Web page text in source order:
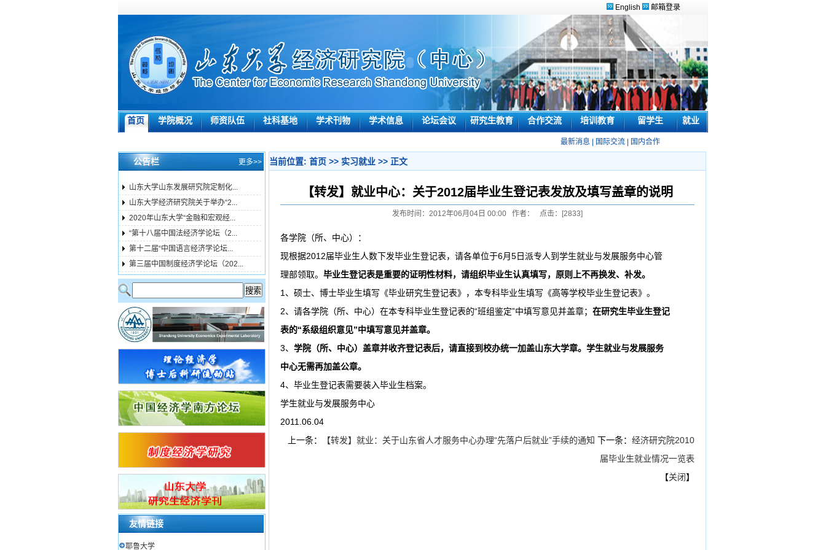
English 邮箱登录
首页 学院概况 师资队伍 社科基地 学术刊物 学术信息 论坛会议 研究生教育 合作交流 培训教育 留学生 就业
最新消息 国际交流 国内合作
公告栏 更多>>
山东大学山东发展研究院定制化...
山东大学经济研究院关于举办“2...
2020年山东大学“金融和宏观经...
“第十八届中国法经济学论坛（2...
第十二届“中国语言经济学论坛...
第三届中国制度经济学论坛（202...
友情链接
耶鲁大学
当前位置: 首页 >> 实习就业 >> 正文
【转发】就业中心：关于2012届毕业生登记表发放及填写盖章的说明
发布时间：2012年06月04日 00:00 作者： 点击：[2833]
各学院（所、中心）：
现根据2012届毕业生人数下发毕业生登记表，请各单位于6月5日派专人到学生就业与发展服务中心管
理部领取。 毕业生登记表是重要的证明性材料，请组织毕业生认真填写，原则上不再换发、补发。
1、硕士、博士毕业生填写《毕业研究生登记表》，本专科毕业生填写《高等学校毕业生登记表》。
2、请各学院（所、中心）在本专科毕业生登记表的“班组鉴定”中填写意见并盖章； 在研究生毕业生登记
表的“系级组织意见”中填写意见并盖章。
3、 学院（所、中心）盖章并收齐登记表后，请直接到校办统一加盖山东大学章。学生就业与发展服务
中心无需再加盖公章。
4、毕业生登记表需要装入毕业生档案。
学生就业与发展服务中心
2011.06.04
上一条：
【转发】就业：关于山东省人才服务中心办理“先落户后就业”手续的通知 下一条： 经济研究院2010
届毕业生就业情况一览表
【关闭】